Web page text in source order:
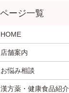
HOME
店舗案内
お悩み相談
漢方薬・健康食品紹介